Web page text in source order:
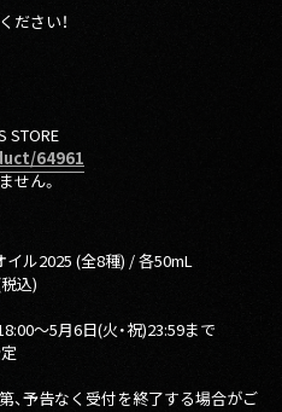
ださい！
STORE
64961
せん。
イル2025 (全8種) / 各50mL
込)
～5月6日(火・祝)23:59まで
予告なく受付を終了する場合がご